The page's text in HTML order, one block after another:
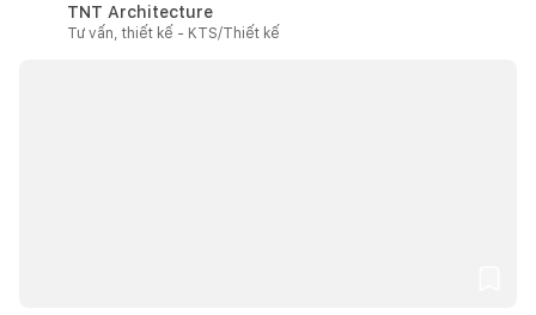
TNT Architecture
Tư vấn, thiết kế - KTS/Thiết kế